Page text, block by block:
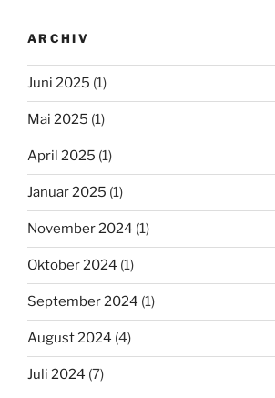
ARCHIV
Juni 2025 (1)
Mai 2025 (1)
April 2025 (1)
Januar 2025 (1)
November 2024 (1)
Oktober 2024 (1)
September 2024 (1)
August 2024 (4)
Juli 2024 (7)